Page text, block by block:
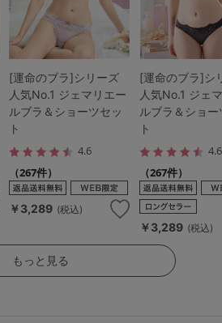
[運命のブラ]シリーズ
人気No.1 ジェマリエー
ルブラ＆ショーツセッ
ト
4.6
（267件）
￥3,289 (税込)
[運命のブラ]シ
人気No.1 ジェ
ルブラ＆ショ
ト
4.6
（267件）
￥3,289 (税込)
もっと見る